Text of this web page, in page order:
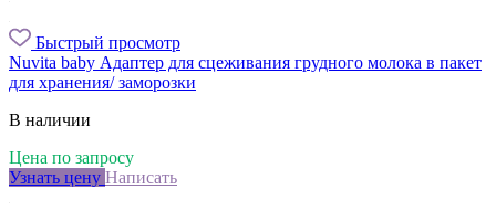
Быстрый просмотр
Nuvita baby Адаптер для сцеживания грудного молока в пакет
для хранения/ заморозки
В наличии
Цена по запросу
Узнать цену Написать